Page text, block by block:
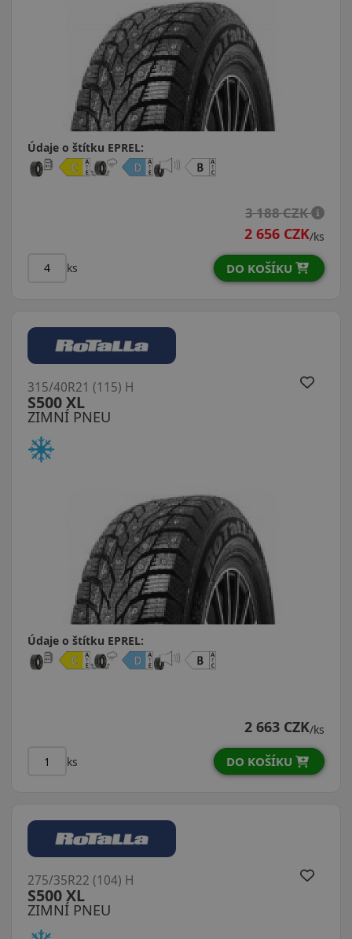
Údaje o štítku EPREL:
3 188 CZK
2 656 CZK/ks
ks DO KOŠÍKU
ZIMNÍ PNEU
S500 XL
315/40R21 (115) H
Údaje o štítku EPREL:
2 663 CZK/ks
ks DO KOŠÍKU
ZIMNÍ PNEU
S500 XL
275/35R22 (104) H